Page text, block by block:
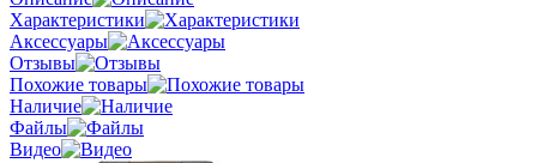
Характеристики
Аксессуары
Отзывы
Похожие товары
Наличие
Файлы
Видео